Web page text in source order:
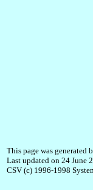
This page was generated
Last updated on 24 June
CSV (c) 1996-1998